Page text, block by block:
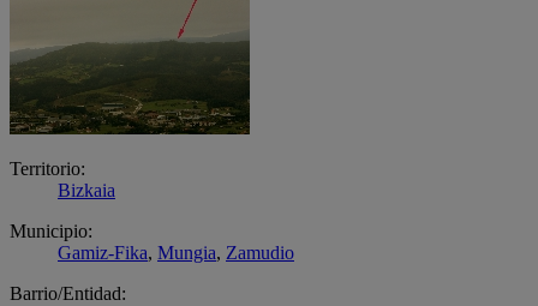
Territorio:
Bizkaia
Municipio:
Gamiz-Fika, Mungia, Zamudio
Barrio/Entidad: